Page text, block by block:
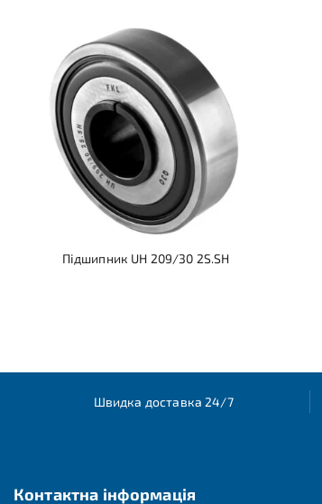
Підшипник UH 209/30 2S.SH
Швидка доставка 24/7
Контактна інформація